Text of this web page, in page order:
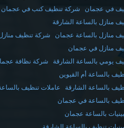
في عجمان
شركة تنظيف كنب في عجمان
منازل بالساعة الشارقة
منازل بالساعة عجمان
شركة تنظيف
منازل في عجمان
يومي بالساعة الشارقة
شركة نظافة
بالساعة أم القيوين
بالساعة الشارقة
عاملات تنظيف
بالساعة في عجمان
بالساعة عجمان